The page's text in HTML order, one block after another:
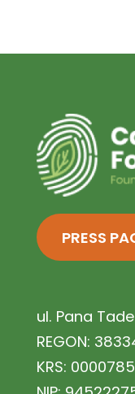
PRESS
ul. Pana
REGON:
KRS: